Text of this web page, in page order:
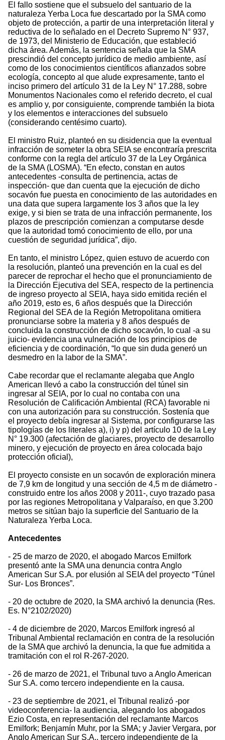
El fallo sostiene que el subsuelo del santuario de la
naturaleza Yerba Loca fue descartado por la SMA como
objeto de protección, a partir de una interpretación literal y
reductiva de lo señalado en el Decreto Supremo N° 937,
de 1973, del Ministerio de Educación, que estableció
dicha área. Además, la sentencia señala que la SMA
prescindió del concepto jurídico de medio ambiente, así
como de los conocimientos científicos afianzados sobre
ecología, concepto al que alude expresamente, tanto el
inciso primero del artículo 31 de la Ley N° 17.288, sobre
Monumentos Nacionales como el referido decreto, el cual
es amplio y, por consiguiente, comprende también la biota
y los elementos e interacciones del subsuelo
(considerando centésimo cuarto).
El ministro Ruiz, planteó en su disidencia que la eventual
infracción de someter la obra SEIA se encontraría prescrita
conforme con la regla del artículo 37 de la Ley Orgánica
de la SMA (LOSMA). “En efecto, constan en autos
antecedentes -consulta de pertinencia, actas de
inspección- que dan cuenta que la ejecución de dicho
socavón fue puesta en conocimiento de las autoridades en
una data que supera largamente los 3 años que la ley
exige, y si bien se trata de una infracción permanente, los
plazos de prescripción comienzan a computarse desde
que la autoridad tomó conocimiento de ello, por una
cuestión de seguridad jurídica”, dijo.
En tanto, el ministro López, quien estuvo de acuerdo con
la resolución, planteó una prevención en la cual es del
parecer de reprochar el hecho que el pronunciamiento de
la Dirección Ejecutiva del SEA, respecto de la pertinencia
de ingreso proyecto al SEIA, haya sido emitida recién el
año 2019, esto es, 6 años después que la Dirección
Regional del SEA de la Región Metropolitana omitiera
pronunciarse sobre la materia y 8 años después de
concluida la construcción de dicho socavón, lo cual -a su
juicio- evidencia una vulneración de los principios de
eficiencia y de coordinación, “lo que sin duda generó un
desmedro en la labor de la SMA”.
Cabe recordar que el reclamante alegaba que Anglo
American llevó a cabo la construcción del túnel sin
ingresar al SEIA, por lo cual no contaba con una
Resolución de Calificación Ambiental (RCA) favorable ni
con una autorización para su construcción. Sostenía que
el proyecto debía ingresar al Sistema, por configurarse las
tipologías de los literales a), i) y p) del artículo 10 de la Ley
N° 19.300 (afectación de glaciares, proyecto de desarrollo
minero, y ejecución de proyecto en área colocada bajo
protección oficial),
El proyecto consiste en un socavón de exploración minera
de 7,9 km de longitud y una sección de 4,5 m de diámetro -
construido entre los años 2008 y 2011-, cuyo trazado pasa
por las regiones Metropolitana y Valparaíso, en que 3.200
metros se sitúan bajo la superficie del Santuario de la
Naturaleza Yerba Loca.
Antecedentes
- 25 de marzo de 2020, el abogado Marcos Emilfork
presentó ante la SMA una denuncia contra Anglo
American Sur S.A. por elusión al SEIA del proyecto “Túnel
Sur- Los Bronces”.
- 20 de octubre de 2020, la SMA archivó la denuncia (Res.
Es. N°2102/2020)
- 4 de diciembre de 2020, Marcos Emilfork ingresó al
Tribunal Ambiental reclamación en contra de la resolución
de la SMA que archivó la denuncia, la que fue admitida a
tramitación con el rol R-267-2020.
- 26 de marzo de 2021, el Tribunal tuvo a Anglo American
Sur S.A. como tercero independiente en la causa.
- 23 de septiembre de 2021, el Tribunal realizó -por
videoconferencia- la audiencia, alegando los abogados
Ezio Costa, en representación del reclamante Marcos
Emilfork; Benjamín Muhr, por la SMA; y Javier Vergara, por
Anglo American Sur S.A., tercero independiente de la